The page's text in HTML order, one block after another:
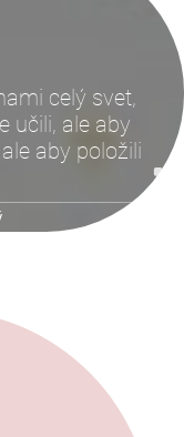
celý svet,
učili, ale aby
aby položili